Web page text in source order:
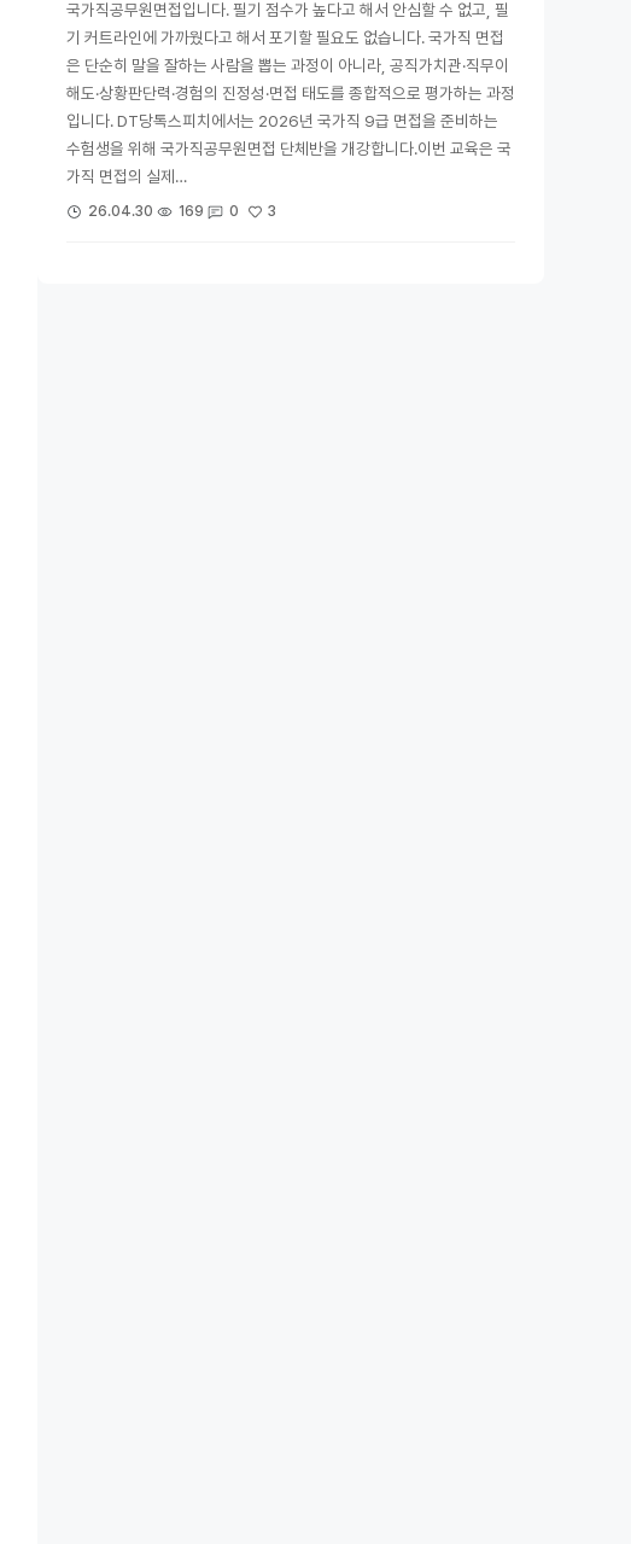
국가직공무원면접입니다. 필기 점수가 높다고 해서 안심할 수 없고, 필
기 커트라인에 가까웠다고 해서 포기할 필요도 없습니다. 국가직 면접
은 단순히 말을 잘하는 사람을 뽑는 과정이 아니라, 공직가치관·직무이
해도·상황판단력·경험의 진정성·면접 태도를 종합적으로 평가하는 과정
입니다. DT당톡스피치에서는 2026년 국가직 9급 면접을 준비하는
수험생을 위해 국가직공무원면접 단체반을 개강합니다.이번 교육은 국
가직 면접의 실제…
26.04.30 169 0 3